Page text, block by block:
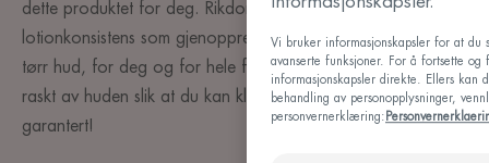
dette produktet for deg. Rikdommen med en krem i en
lotionkonsistens som gjenoppretter komfort og smidighet til
tørr hud, for deg og for hele familien. Formelen absorberes
raskt av huden slik at du kan kle på deg umiddelbart –
garantert!
Vi bruker informasjonskapsler for at du
avanserte funksjoner. For å fortsette
informasjonskapsler direkte. Ellers kan
behandling av personopplysninger,
personvernerklæring: